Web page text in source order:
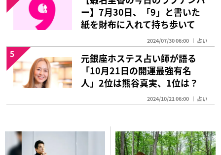
ー】7月30日、「9」と書いた
紙を財布に入れて持ち歩いて
2024/07/30 06:00 占い
元銀座ホステス占い師が語る
「10月21日の開運最強有名
人」2位は熊谷真実、1位は？
2024/10/21 06:00 占い
5